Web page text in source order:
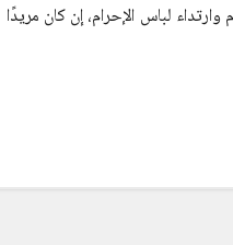
لباس الإحرام، إن كان مريدًا